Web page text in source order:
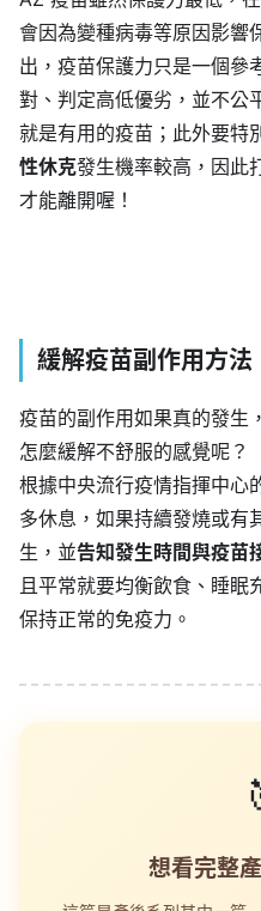
會因為變種病毒等原因影響
出，疫苗保護力只是一個參
對、判定高低優劣，並不公
就是有用的疫苗；此外要特
性休克發生機率較高，因此
才能離開喔！
緩解疫苗副作用方法
疫苗的副作用如果真的發生
怎麼緩解不舒服的感覺呢？
根據中央流行疫情指揮中心
多休息，如果持續發燒或有
生，並告知發生時間與疫苗
且平常就要均衡飲食、睡眠
保持正常的免疫力。
想看完整